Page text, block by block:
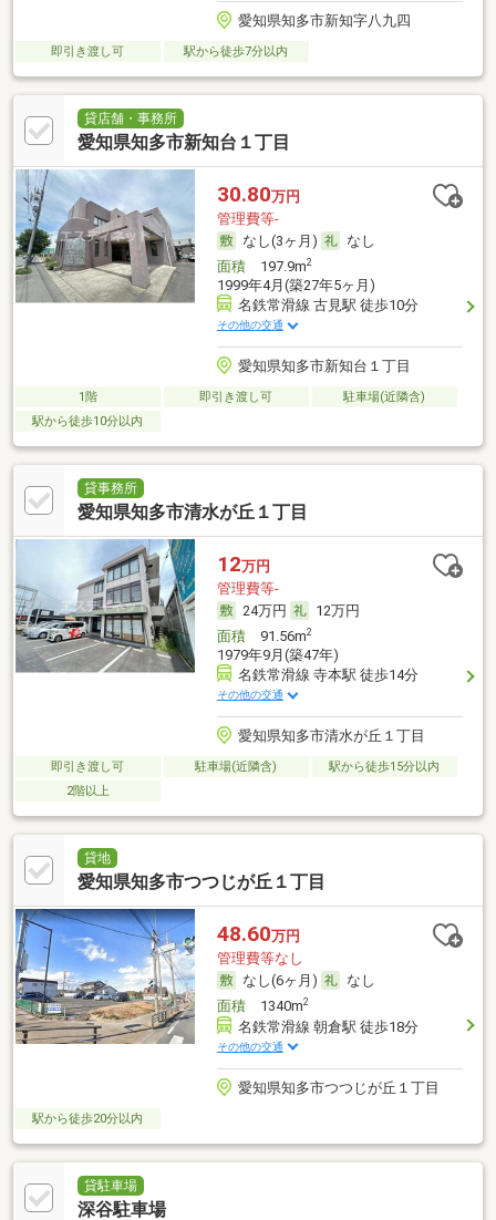
愛知県知多市新知字八九四
即引き渡し可 駅から徒歩7分以内
貸店舗・事務所
愛知県知多市新知台１丁目
30.80万円
管理費等-
なし(3ヶ月)
なし
面積197.9m2
1999年4月(築27年5ヶ月)
名鉄常滑線 古見駅 徒歩10分
その他の交通
愛知県知多市新知台１丁目
1階 即引き渡し可
駐車場(近隣含)
駅から徒歩10分以内
貸事務所
愛知県知多市清水が丘１丁目
12万円
管理費等-
24万円
12万円
面積91.56m2
1979年9月(築47年)
名鉄常滑線 寺本駅 徒歩14分
その他の交通
愛知県知多市清水が丘１丁目
即引き渡し可 駐車場(近隣含)
駅から徒歩15分以内
2階以上
貸地
愛知県知多市つつじが丘１丁目
48.60万円
管理費等なし
なし(6ヶ月)
なし
面積1340m2
名鉄常滑線 朝倉駅 徒歩18分
その他の交通
愛知県知多市つつじが丘１丁目
駅から徒歩20分以内
貸駐車場
深谷駐車場